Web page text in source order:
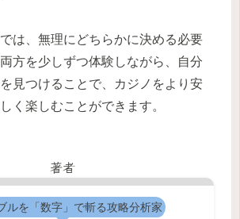
は、無理にどちらかに決める必要
方を少しずつ体験しながら、自分
見つけることで、カジノをより安
く楽しむことができます。
著者
ルを「数字」で斬る攻略分析家